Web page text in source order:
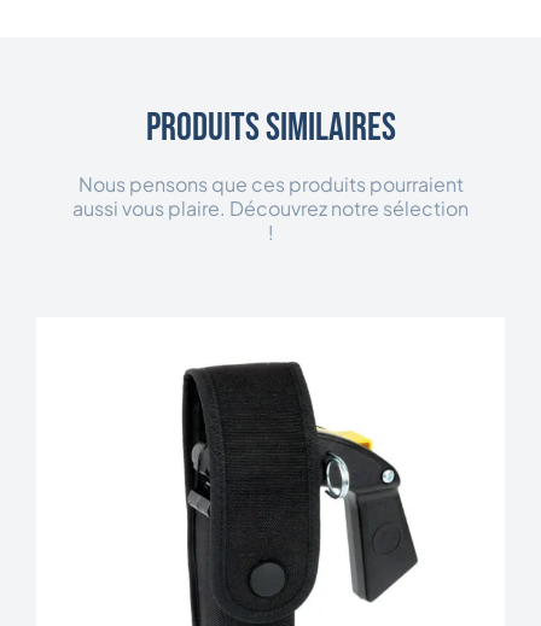
Produits similaires
Nous pensons que ces produits pourraient
aussi vous plaire. Découvrez notre sélection
!